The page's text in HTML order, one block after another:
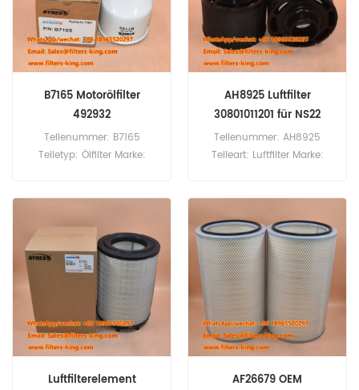
B7165 Motorölfilter
492932
Teilenummer: B7165
Teiletyp: Ölfilter Marke:
Querverweis 492932.
Verwendung für Briggs &
Stratton Motoren 14 PS
Vanguard, 303442 Serie,
311777 Serie, 400000 Serie,
440000 Serie, 44C877,
44T877, 44T977, 490000
Serie.
AH8925 Luftfilter
30801011201 für NS22
R22K
Teilenummer: AH8925
Teileart: Luftfilter Marke:
Querverweis 30801011201
Verwendung für Sdmo
NS22 R22K RL12 T12KM T16K
T17KM T22K TM16 TM16K
TN20K WS11.75.
Luftfilterelement
AF26679 OEM